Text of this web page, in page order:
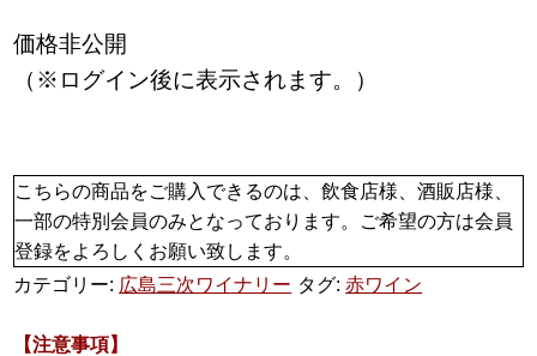
価格非公開
（※ログイン後に表示されます。）
こちらの商品をご購入できるのは、飲食店様、酒販店様、
一部の特別会員のみとなっております。ご希望の方は会員
登録をよろしくお願い致します。
カテゴリー: 広島三次ワイナリー タグ:赤ワイン
【注意事項】